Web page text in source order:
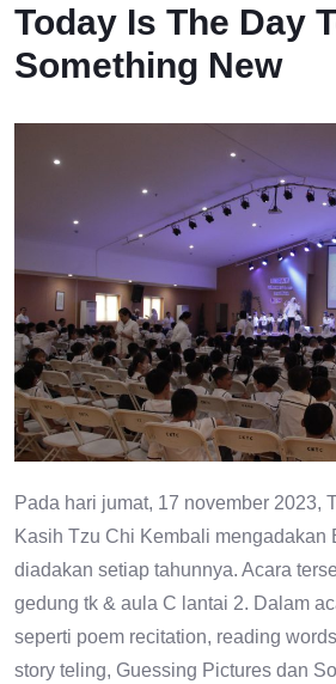
Today Is The Day
Something New
Pada hari jumat, 17 november 2023,
Kasih Tzu Chi Kembali mengadakan
diadakan setiap tahunnya. Acara
gedung tk & aula C lantai 2. Dalam
seperti poem recitation, reading
story teling, Guessing Pictures dan